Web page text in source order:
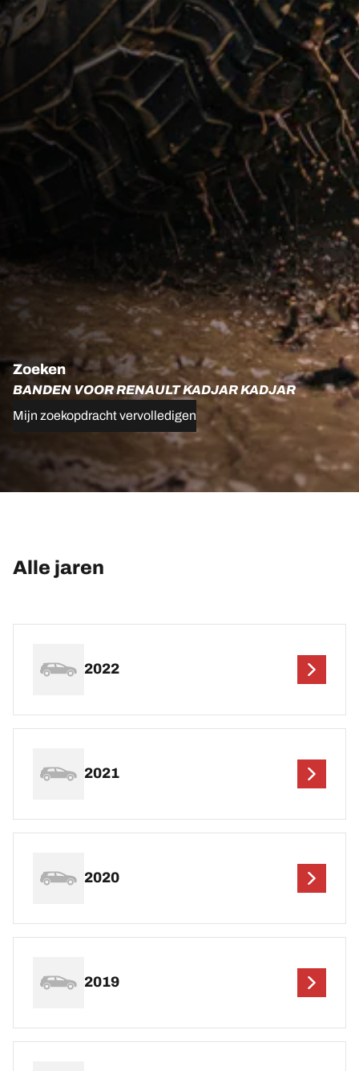
Zoeken
BANDEN VOOR RENAULT KADJAR KADJAR
Mijn zoekopdracht vervolledigen
Alle jaren
2022
2021
2020
2019